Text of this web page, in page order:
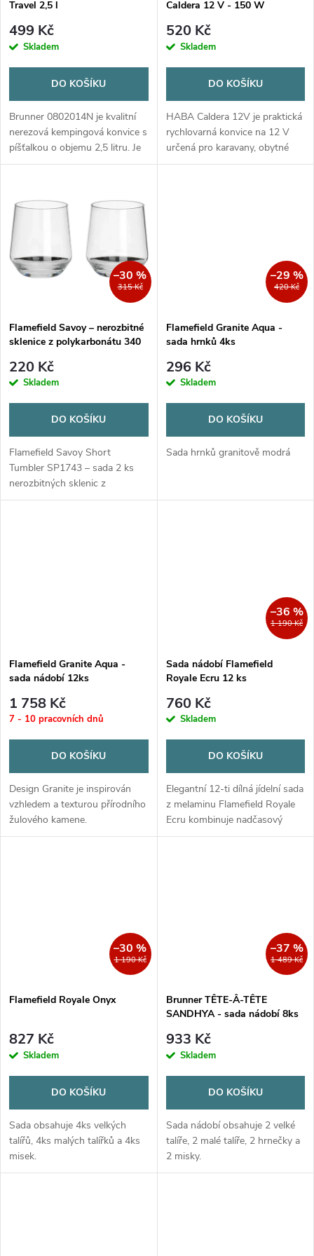
r
o
d
u
t
ů
p
r
d
u
k
t
ů
Travel 2,5 l
499 Kč
Skladem
DO KOŠÍKU
Brunner 0802014N je kvalitní
nerezová kempingová konvice s
píšťalkou o objemu 2,5 litru. Je
ideální pro karavany, obytné
Caldera 12 V - 150 W
520 Kč
Skladem
DO KOŠÍKU
HABA Caldera 12V je praktická
rychlovarná konvice na 12 V
určená pro karavany, obytné
vozy, lodě i osobní automobily.
315 Kč
–30 %
Flamefield Savoy – nerozbitné
sklenice z polykarbonátu 340
220 Kč
Skladem
DO KOŠÍKU
Flamefield Savoy Short
Tumbler SP1743 – sada 2 ks
nerozbitných sklenic z
polykarbonátu. Vypadají jako
420 Kč
–29 %
Flamefield Granite Aqua -
sada hrnků 4ks
296 Kč
Skladem
DO KOŠÍKU
Sada hrnků granitově modrá
Flamefield Granite Aqua -
sada nádobí 12ks
1 758 Kč
7 - 10 pracovních dnů
DO KOŠÍKU
Design Granite je inspirován
vzhledem a texturou přírodního
žulového kamene.
1 190 Kč
–36 %
Sada nádobí Flamefield
Royale Ecru 12 ks
760 Kč
Skladem
DO KOŠÍKU
Elegantní 12-ti dílná jídelní sada
z melaminu Flamefield Royale
Ecru kombinuje nadčasový
design v krémově bílé barvě s
1 190 Kč
–30 %
Flamefield Royale Onyx
827 Kč
Skladem
DO KOŠÍKU
Sada obsahuje 4ks velkých
talířů, 4ks malých talířků a 4ks
misek.
1 489 Kč
–37 %
Brunner TÊTE-Â-TÊTE
SANDHYA - sada nádobí 8ks
933 Kč
Skladem
DO KOŠÍKU
Sada nádobí obsahuje 2 velké
talíře, 2 malé talíře, 2 hrnečky a
2 misky.